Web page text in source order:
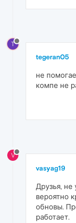
T
tegeran05
не
компе не
V
vasyag19
Друзья, не
вероятно
обновы.
работает.